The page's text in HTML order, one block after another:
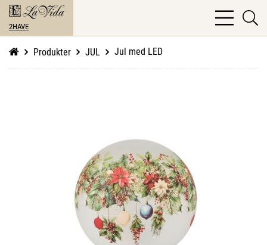
2HAVE
bars
light
Produkter JUL Jul med LED